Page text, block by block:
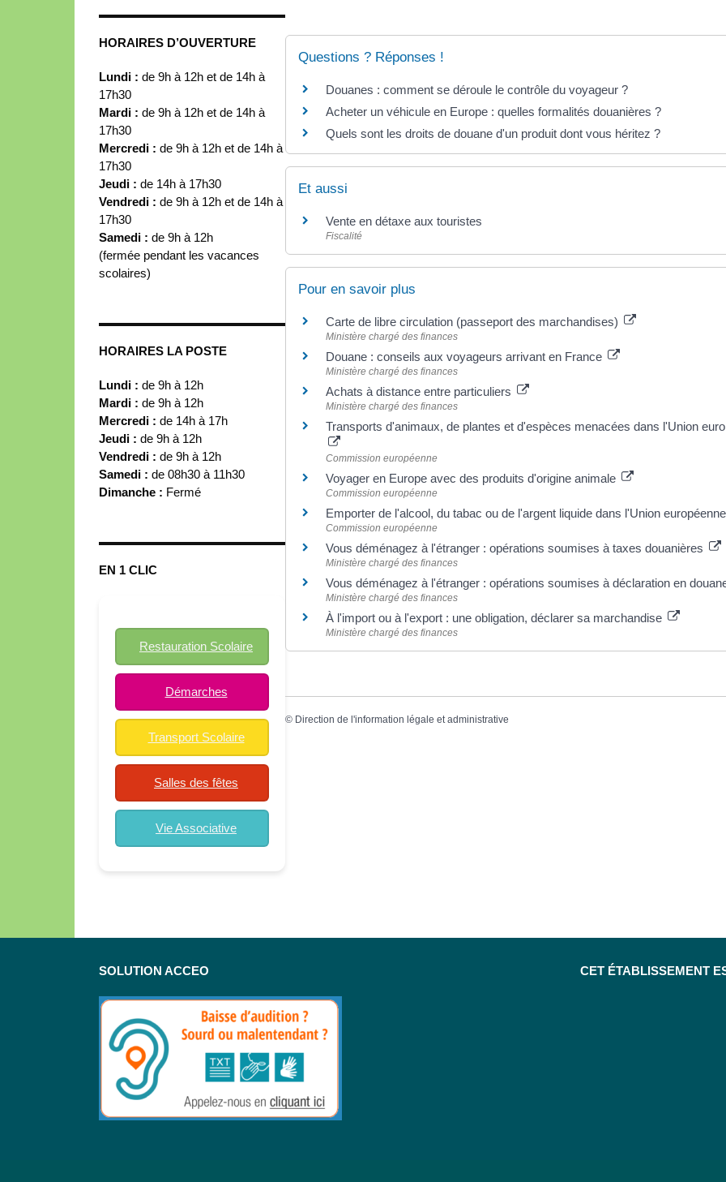
HORAIRES D’OUVERTURE
Lundi : de 9h à 12h et de 14h à
17h30
Mardi : de 9h à 12h et de 14h à
17h30
Mercredi : de 9h à 12h et de 14h à
17h30
Jeudi : de 14h à 17h30
Vendredi : de 9h à 12h et de 14h à
17h30
Samedi : de 9h à 12h
(fermée pendant les vacances
scolaires)
HORAIRES LA POSTE
Lundi : de 9h à 12h
Mardi : de 9h à 12h
Mercredi : de 14h à 17h
Jeudi : de 9h à 12h
Vendredi : de 9h à 12h
Samedi : de 08h30 à 11h30
Dimanche : Fermé
EN 1 CLIC
Restauration Scolaire
Démarches
Transport Scolaire
Salles des fêtes
Vie Associative
Questions ? Réponses !
Douanes : comment se déroule le contrôle du voyageur ?
Acheter un véhicule en Europe : quelles formalités douanières ?
Quels sont les droits de douane d'un produit dont vous héritez ?
Et aussi
Vente en détaxe aux touristes
Fiscalité
Pour en savoir plus
Carte de libre circulation (passeport des marchandises)
Ministère chargé des finances
Douane : conseils aux voyageurs arrivant en France
Ministère chargé des finances
Achats à distance entre particuliers
Ministère chargé des finances
Transports d'animaux, de plantes et d'espèces menacées dans l'Union
Commission européenne
Voyager en Europe avec des produits d'origine animale
Commission européenne
Emporter de l'alcool, du tabac ou de l'argent liquide dans l'Union
Commission européenne
Vous déménagez à l'étranger : opérations soumises à taxes douanières
Ministère chargé des finances
Vous déménagez à l'étranger : opérations soumises à déclaration en
Ministère chargé des finances
À l'import ou à l'export : une obligation, déclarer sa marchandise
Ministère chargé des finances
© Direction de l'information légale et administrative
SOLUTION ACCEO CET ÉTABLISSEMENT